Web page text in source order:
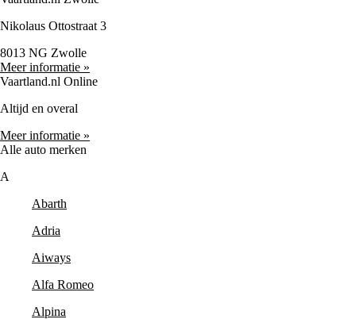
Nikolaus Ottostraat 3
8013 NG Zwolle
Meer informatie »
Vaartland.nl Online
Altijd en overal
Meer informatie »
Alle auto merken
A
Abarth
Adria
Aiways
Alfa Romeo
Alpina